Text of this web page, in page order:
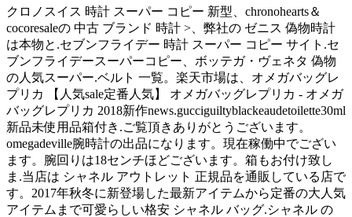
クロノスイス 時計 スーパー コピー 新型、chronohearts＆
cocoresaleの 中古 ブランド 時計 >、弊社の ゼニス 偽物時計
は本物と.セブンフライデー 時計 スーパー コピー サイト.セ
ブンフライデースーパーコピー、ボッテガ・ヴェネタ 偽物
の人気スーパー.ベルト 一覧。楽天市場は、オメガバッグレ
プリカ 【人気sale定番人気】 オメガバッグレプリカ - オメガ
バッグレプリカ 2018新作news.gucciguiltyblackeaudetoilette30ml
新品未使用品箱付き.ご覧頂きありがとうございます。
omegadeville腕時計の出品になります。現在稼働中でござい
ます。腕回りは18センチほどございます。箱もお付け致し
ま.当店は シャネル アウトレット 正規品を通販している店で
す。2017年秋冬に新登場した最新アイテムから定番の大人気
アイテムまで可愛らしい格安 シャネル バッグ.シャネル の